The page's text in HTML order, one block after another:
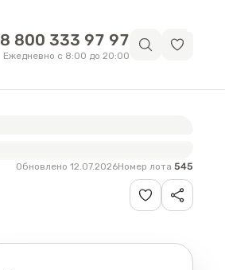
8 800 333 97 97
Ежедневно с 8:00 до 20:00
Обновлено 12.07.2026Номер лота 545